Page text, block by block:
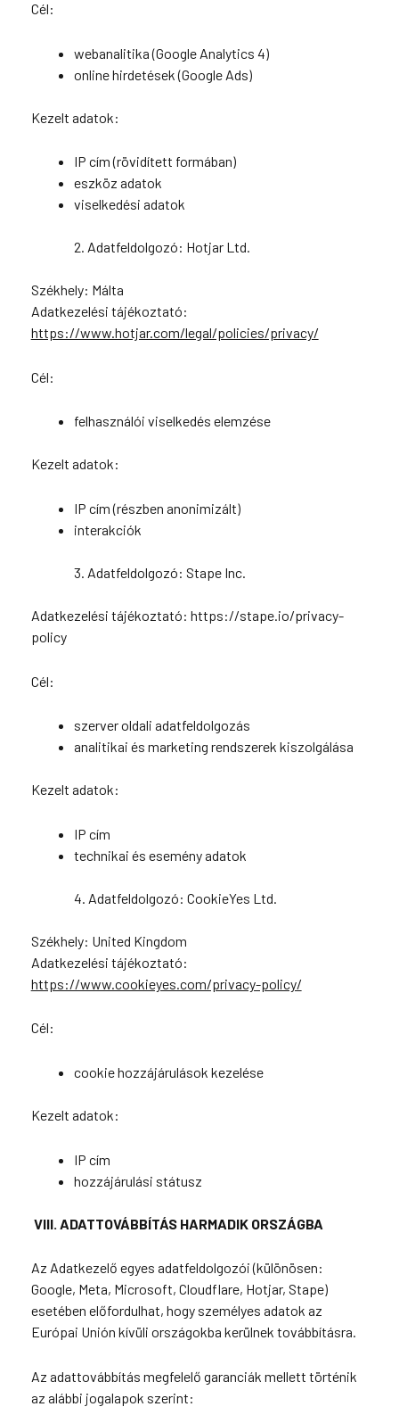
Cél:
webanalitika (Google Analytics 4)
online hirdetések (Google Ads)
Kezelt adatok:
IP cím (rövidített formában)
eszköz adatok
viselkedési adatok
2. Adatfeldolgozó: Hotjar Ltd.
Székhely: Málta
Adatkezelési tájékoztató:
https://www.hotjar.com/legal/policies/privacy/
Cél:
felhasználói viselkedés elemzése
Kezelt adatok:
IP cím (részben anonimizált)
interakciók
3. Adatfeldolgozó: Stape Inc.
Adatkezelési tájékoztató: https://stape.io/privacy-
policy
Cél:
szerver oldali adatfeldolgozás
analitikai és marketing rendszerek kiszolgálása
Kezelt adatok:
IP cím
technikai és esemény adatok
4. Adatfeldolgozó: CookieYes Ltd.
Székhely: United Kingdom
Adatkezelési tájékoztató:
https://www.cookieyes.com/privacy-policy/
Cél:
cookie hozzájárulások kezelése
Kezelt adatok:
IP cím
hozzájárulási státusz
VIII. ADATTOVÁBBÍTÁS HARMADIK ORSZÁGBA
Az Adatkezelő egyes adatfeldolgozói (különösen:
Google, Meta, Microsoft, Cloudflare, Hotjar, Stape)
esetében előfordulhat, hogy személyes adatok az
Európai Unión kívüli országokba kerülnek továbbításra.
Az adattovábbítás megfelelő garanciák mellett történik
az alábbi jogalapok szerint: